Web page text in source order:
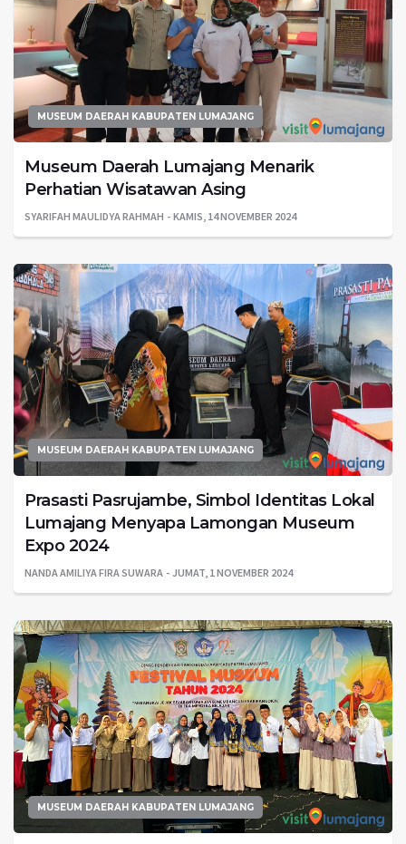
MUSEUM DAERAH KABUPATEN LUMAJANG
Museum Daerah Lumajang Menarik
Perhatian Wisatawan Asing
SYARIFAH MAULIDYA RAHMAH KAMIS, 14 NOVEMBER 2024
MUSEUM DAERAH KABUPATEN LUMAJANG
Prasasti Pasrujambe, Simbol Identitas Lokal
Lumajang Menyapa Lamongan Museum
Expo 2024
NANDA AMILIYA FIRA SUWARA JUMAT, 1 NOVEMBER 2024
MUSEUM DAERAH KABUPATEN LUMAJANG